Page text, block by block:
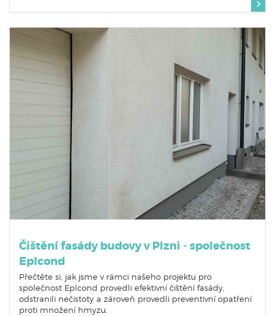
Čištění fasády budovy v Plzni - společnost
Eplcond
Přečtěte si, jak jsme v rámci našeho projektu pro
společnost Eplcond provedli efektivní čištění fasády,
odstranili nečistoty a zároveň provedli preventivní opatření
proti množení hmyzu.